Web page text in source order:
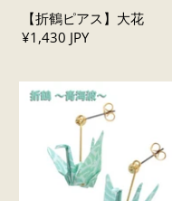
【折鶴ピアス】大花
¥1,430 JPY